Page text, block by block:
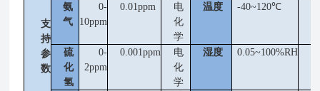
支
持
参
数
氨
气
0-
10ppm
0.01ppm
电
化
学
温度 -40~120℃
硫
化
氢
0-
2ppm
0.001ppm
电
化
学
湿度 0.05~100%RH